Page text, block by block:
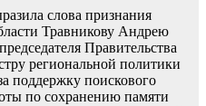
слова признания
Травникову Андрею
Правительства
региональной политики
поддержку поискового
по сохранению памяти